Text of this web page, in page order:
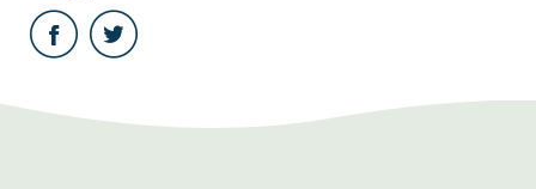
こ
の
記
Facebook
Twitter